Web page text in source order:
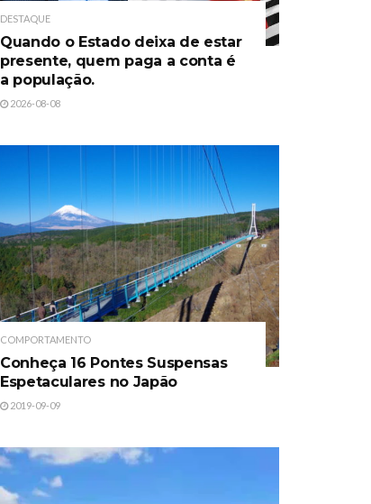
DESTAQUE
Quando o Estado deixa de estar
presente, quem paga a conta é
a população.
2026-08-08
COMPORTAMENTO
Conheça 16 Pontes Suspensas
Espetaculares no Japão
2019-09-09